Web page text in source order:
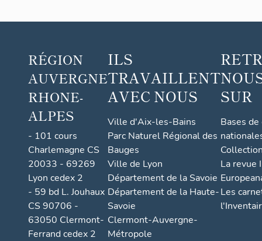
RÉGION
AUVERGNE
RHONE-
ALPES
- 101 cours
Charlemagne CS
20033 - 69269
Lyon cedex 2
- 59 bd L. Jouhaux
CS 90706 -
63050 Clermont-
Ferrand cedex 2
ILS
TRAVAILLENT
AVEC NOUS
Ville d'Aix-les-Bains
Parc Naturel Régional des
Bauges
Ville de Lyon
Département de la Savoie
Département de la Haute-
Savoie
Clermont-Auvergne-
Métropole
SUR
Bases
La revue
Les